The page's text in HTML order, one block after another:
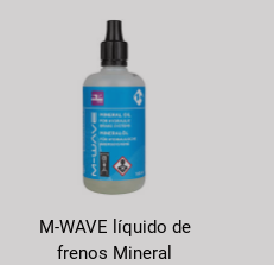
M-WAVE líquido de
frenos Mineral